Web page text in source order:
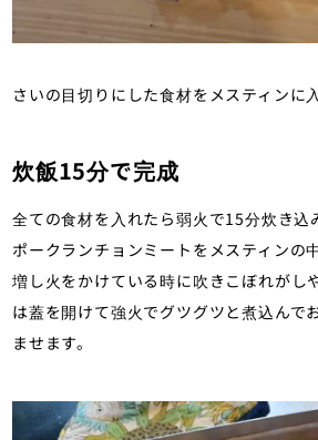
さいの目切りにした食材をメスティンに
炊飯15分で完成
全ての食材を入れたら弱火で15分炊き込
ポークランチョンミートをメスティンの
増し火をかけている時に吹きこぼれがし
は蓋を開けて強火でグツグツと煮込んで
ませます。